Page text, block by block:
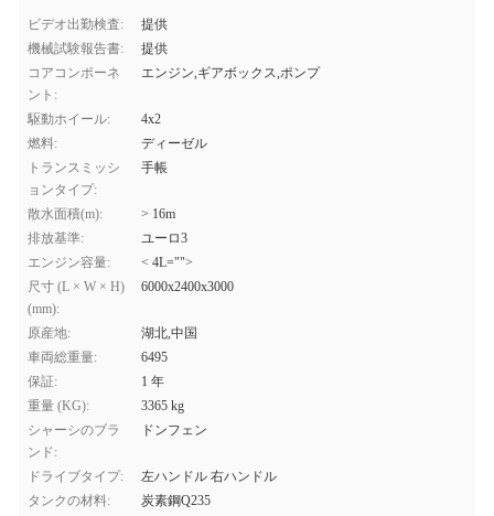
ビデオ出勤検査:
提供
機械試験報告書:
提供
コアコンポーネ
ント:
エンジン,ギアボックス,ポンプ
駆動ホイール:
4x2
燃料:
ディーゼル
トランスミッシ
ョンタイプ:
手帳
散水面積(m):
> 16m
排放基準:
ユーロ3
エンジン容量:
< 4L="">
尺寸 (L × W × H)
(mm):
6000x2400x3000
原産地:
湖北,中国
車両総重量:
6495
保証:
1 年
重量 (KG):
3365 kg
シャーシのブラ
ンド:
ドンフェン
ドライブタイプ:
左ハンドル 右ハンドル
タンクの材料:
炭素鋼Q235